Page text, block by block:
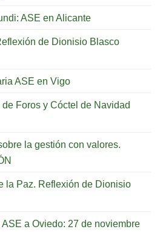
ASE en Alicante
de Dionisio Blasco
ASE en Vigo
Foros y Cóctel de Navidad
la gestión con valores.
la Paz. Reflexión de Dionisio
a Oviedo: 27 de noviembre